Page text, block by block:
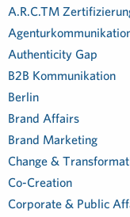
A.R.C.TM
Authenticity Gap
B2B Kommunikation
Berlin
Brand Affairs
Brand Marketing
Change &
Co-Creation
Corporate & Public